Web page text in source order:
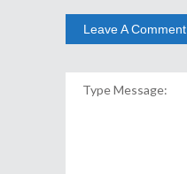
Leave A Comment